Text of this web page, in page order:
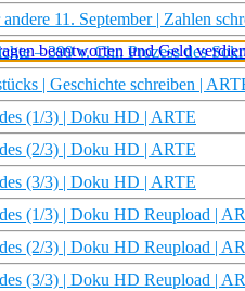
11. September | Zahlen
– 399 v. Chr. Prozess des
| Geschichte schreiben |
(1/3) | Doku HD | ARTE
(2/3) | Doku HD | ARTE
(3/3) | Doku HD | ARTE
(1/3) | Doku HD Reupload |
(2/3) | Doku HD Reupload |
(3/3) | Doku HD Reupload |